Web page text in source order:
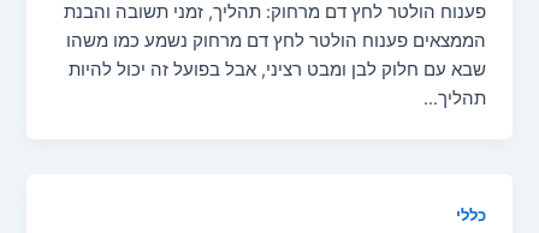
פענוח הולטר לחץ דם מרחוק: תהליך, זמני תשובה והבנת
הממצאים פענוח הולטר לחץ דם מרחוק נשמע כמו משהו
שבא עם חלוק לבן ומבט רציני, אבל בפועל זה יכול להיות
תהליך…
כללי